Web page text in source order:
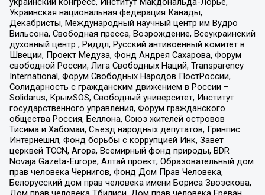
Украинская национальная федерация Канады,
Декабристы, Международный научный центр им Вудро
Вильсона, Свободная пресса, Возрождение, Всеукраинский
духовный центр , Риддл, Русский антивоенный комитет в
Швеции, Проект Медуза, Фонд Андрея Сахарова, Форум
свободной России, Лига Свободных Наций, Transparеncy
International, Форум Свободных Народов ПостРоссии,
Солидарность с гражданским движением в России –
Solidarus, КрымSOS, Свободный университет, Институт
государственного управления, Форум гражданского
общества Россия, Беллона, Союз жителей островов
Тисима и Хабомаи, Съезд народных депутатов, Гринпис
Интернешнл, Фонд борьбы с коррупцией Инк, Завет
церквей TCCN, Агора, Всемирный фонд природы, BDR
Novaja Gazeta-Europe, Алтай проект, Образовательный дом
прав человека Чернигов, Фонд Дом Прав Человека,
Белорусский дом прав человека имени Бориса Звозскова,